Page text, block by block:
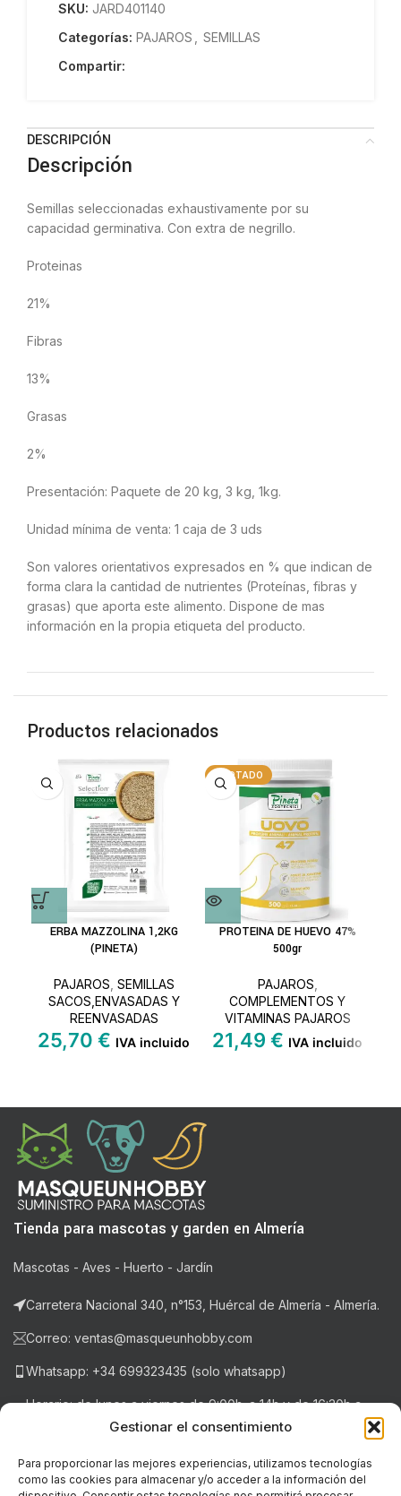
Gestionar el consentimiento
Para proporcionar las mejores experiencias, utilizamos tecnologías
como las cookies para almacenar y/o acceder a la información del
SKU: JARD401140
Categorías: PAJAROS
SEMILLAS
Compartir:
DESCRIPCIÓN
Descripción
Semillas seleccionadas exhaustivamente por su
capacidad germinativa. Con extra de negrillo.
Proteinas
21%
Fibras
13%
Grasas
2%
Presentación: Paquete de 20 kg, 3 kg, 1kg.
Unidad mínima de venta: 1 caja de 3 uds
Son valores orientativos expresados en % que indican de
forma clara la cantidad de nutrientes (Proteínas, fibras y
grasas) que aporta este alimento. Dispone de mas
información en la propia etiqueta del producto.
Productos relacionados
ERBA MAZZOLINA 1,2KG
(PINETA)
PAJAROS SEMILLAS
SACOS,ENVASADAS Y
REENVASADAS
25,70 € IVA incluido
AGOTADO
PROTEINA DE HUEVO 47%
500gr
PAJAROS
COMPLEMENTOS Y
VITAMINAS PAJAROS
21,49 € IVA incluido
Tienda para mascotas y garden en Almería
Mascotas - Aves - Huerto - Jardín
Carretera Nacional 340, n°153, Huércal de Almería - Almería.
Correo: ventas@masqueunhobby.com
Whatsapp: +34 699323435 (solo whatsapp)
Horario: de lunes a viernes de 9:00h. a 14h y de 16:30h a
20:30h . Sábados de 9:00h a 14:00h.
NOTICIAS RECIENTES